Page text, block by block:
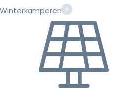
Winterkamperen